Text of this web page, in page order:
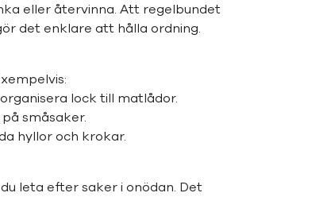
eller återvinna. Att regelbundet
det enklare att hålla ordning.
lock till matlådor.
småsaker.
hyllor och krokar.
leta efter saker i onödan. Det